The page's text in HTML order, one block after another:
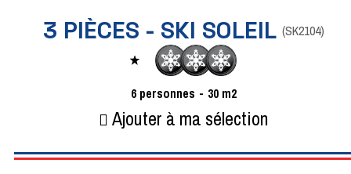
3 PIÈCES - SKI SOLEIL (SK2104)
6 personnes 30 m2
Ajouter à ma sélection